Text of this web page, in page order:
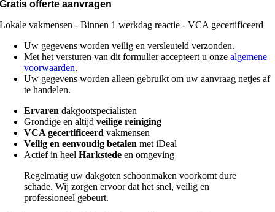
Gratis offerte aanvragen
Lokale vakmensen - Binnen 1 werkdag reactie - VCA gecertificeerd
Uw gegevens worden veilig en versleuteld verzonden.
Met het versturen van dit formulier accepteert u onzealgemene
voorwaarden.
Uw gegevens worden alleen gebruikt om uw aanvraag netjes af
te handelen.
Ervaren dakgootspecialisten
Grondige en altijdveilige reiniging
VCA gecertificeerdvakmensen
Veilig en eenvoudig betalen met iDeal
Actief in heelHarkstede en omgeving
Regelmatig uw dakgoten schoonmaken voorkomt dure
schade. Wij zorgen ervoor dat het snel, veilig en
professioneel gebeurt.